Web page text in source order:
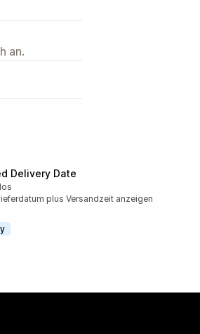
an.
Delivery Date
plus Versandzeit anzeigen